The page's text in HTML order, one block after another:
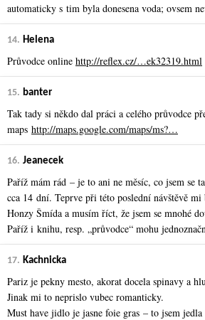
automaticky s tim byla donesena voda; ovsem
14. Helena
Průvodce online http://reflex.cz/…ek32319.html
15. banter
Tak tady si někdo dal práci a celého průvodce
maps http://maps.google.com/maps/ms?…
16. Jeanecek
Paříž mám rád – je to ani ne měsíc, co jsem se
cca 14 dní. Teprve při této poslední návštěvě
Honzy Šmída a musím říct, že jsem se mnohé
Paříž i knihu, resp. „průvodce“ mohu
17. Kachnicka
Pariz je pekny mesto, akorat docela spinavy a
Jinak mi to neprislo vubec romanticky.
Must have jidlo je jasne foie gras – to jsem